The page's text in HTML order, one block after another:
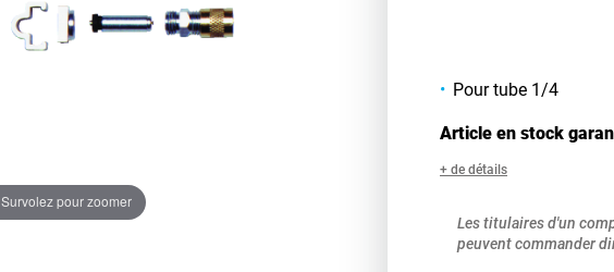
Survolez pour zoomer
Pour tube 1/4
Article en stock
+ de détails
Les titulaires d'un
peuvent commander